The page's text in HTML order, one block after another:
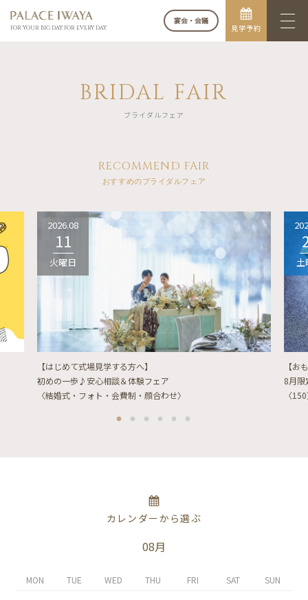
FOR YOUR BIG DAY. FOR EVERY DAY.
宴会・会議
見学予約
BRIDAL FAIR
ブライダルフェア
RECOMMEND FAIR
おすすめのブライダルフェア
2026.08
11
火曜日
【はじめて式場見学する方へ】
初めの一歩♪安心相談＆体験フェア
〈結婚式・フォト・会費制・顔合わせ〉
土
【お
8月限
〈
カレンダーから選ぶ
08月
MON TUE WED THU FRI SAT SUN